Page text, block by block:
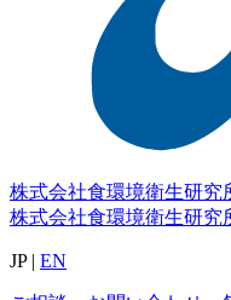
株式会社食環境衛生研究
株式会社食環境衛生研究
JP| EN